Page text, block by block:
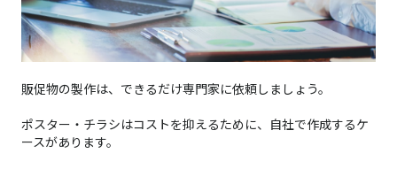
販促物の製作は、できるだけ専門家に依頼しましょう。
ポスター・チラシはコストを抑えるために、自社で作成するケ
ースがあります。